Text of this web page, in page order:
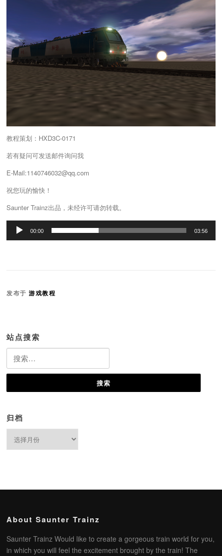
教程策划：HXD3C-0171
若有疑问可发送邮件询问我
E-Mail:1140746032@qq.com
祝您玩的愉快！
Saunter Trainz出品，未经许可请勿转载。
00:00 03:56
发布于游戏教程
站点搜索
索：
归档
About Saunter Trainz
Saunter Trainz Would like to create a gorgeous train world for you,
in which you will feel the excitement brought by the train! The